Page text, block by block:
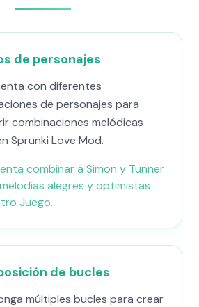
de personajes
con diferentes
de personajes para
combinaciones melódicas
Sprunki Love Mod.
combinar a Simon y Tunner
alegres y optimistas
Juego.
de bucles
múltiples bucles para crear